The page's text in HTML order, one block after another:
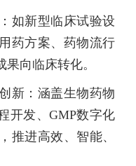
如新型临床试验设
药方案、药物流行
向临床转化。
新：涵盖生物药物
开发、GMP数字化
推进高效、智能、